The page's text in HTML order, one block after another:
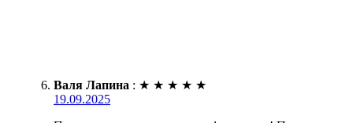
Валя Лапина : ★ ★ ★ ★ ★
19.09.2025